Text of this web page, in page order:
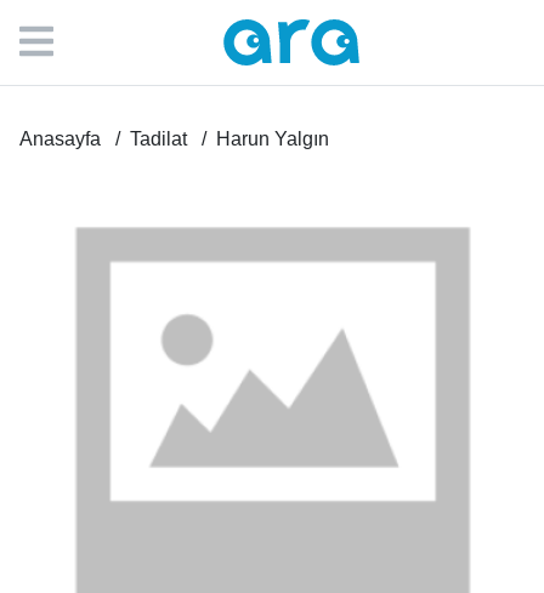
Anasayfa Tadilat Harun Yalgın